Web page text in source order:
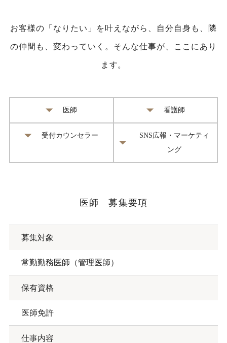
お客様の「なりたい」を叶えながら、自分自身も、隣
の仲間も、変わっていく。そんな仕事が、ここにあり
ます。
医師 看護師
受付カウンセラー
SNS広報・マーケティ
ング
医師 募集要項
募集対象
常勤勤務医師（管理医師）
保有資格
医師免許
仕事内容